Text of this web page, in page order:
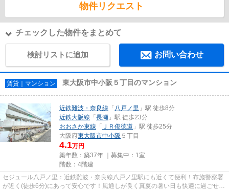
物件リクエスト
チェックした物件をまとめて
検討リストに追加 お問い合わせ
賃貸｜マンション 東大阪市中小阪５丁目のマンション
近鉄難波・奈良線 「 八戸ノ里 」駅 徒歩8分
近鉄大阪線 「長瀬 」駅 徒歩23分
おおさか東線 「 ＪＲ俊徳道 」駅 徒歩25分
大阪府東大阪市中小阪 ５丁目
4.1万円
築年数：築37年 ｜募集中： 1室
階数：4階建
セジュール八戸ノ里：近鉄難波・奈良線八戸ノ里駅にも近くて便利！布施警察署
が近く(徒歩6分)にあって安心です！風通しが良く真夏の暑い日も快適に過ごせる